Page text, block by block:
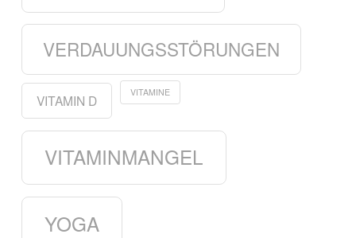
VERDAUUNGSSTÖRUNGEN
VITAMIN D VITAMINE
VITAMINMANGEL
YOGA